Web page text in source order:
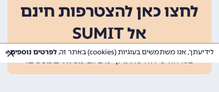
לחצו כאן להצטרפות חינם
אל SUMIT
ההצטרפות אינה כרוכה בתשלום, ומאפשרת 10 פעולות
בכל חודש ללא עלות. קיימים גםמסלולים נוספים.
לידיעתך, אנו משתמשים בעוגיות (cookies) באתר זה. לפרטים נוספים »